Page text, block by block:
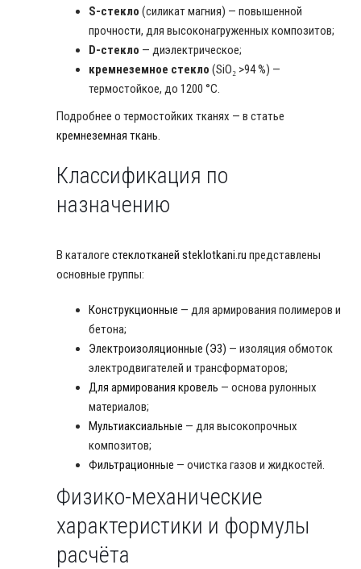
S-стекло (силикат магния) — повышенной
прочности, для высоконагруженных композитов;
D-стекло — диэлектрическое;
кремнеземное стекло (SiO₂ >94 %) —
термостойкое, до 1200 °C.
Подробнее о термостойких тканях — в статье
кремнеземная ткань.
Классификация по
назначению
В каталоге стеклотканей steklotkani.ru представлены
основные группы:
Конструкционные — для армирования полимеров и
бетона;
Электроизоляционные (Э3) — изоляция обмоток
электродвигателей и трансформаторов;
Для армирования кровель — основа рулонных
материалов;
Мультиаксиальные — для высокопрочных
композитов;
Фильтрационные — очистка газов и жидкостей.
Физико-механические
характеристики и формулы
расчёта